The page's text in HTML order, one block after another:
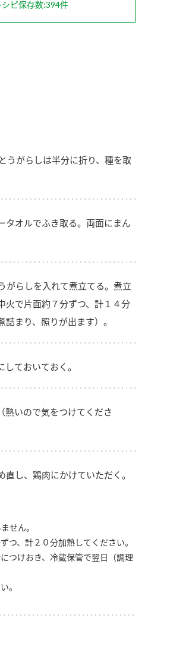
シピ保存数:394件
うがらしは半分に折り、種を取
タオルでふき取る。両面にまん
がらしを入れて煮立てる。煮立
火で片面約７分ずつ、計１４分
まり、照りが出ます）。
ておいておく。
熱いので気をつけてくださ
し、鶏肉にかけていただく。
せん。
、計２０分加熱してください。
つけおき、冷蔵保管で翌日（調理
。